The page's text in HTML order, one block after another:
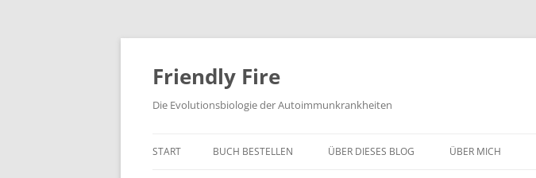
Zum
springen
Friendly Fire
Die Evolutionsbiologie der Autoimmunkrankheiten
START BUCH BESTELLEN ÜBER DIESES BLOG ÜBER MICH